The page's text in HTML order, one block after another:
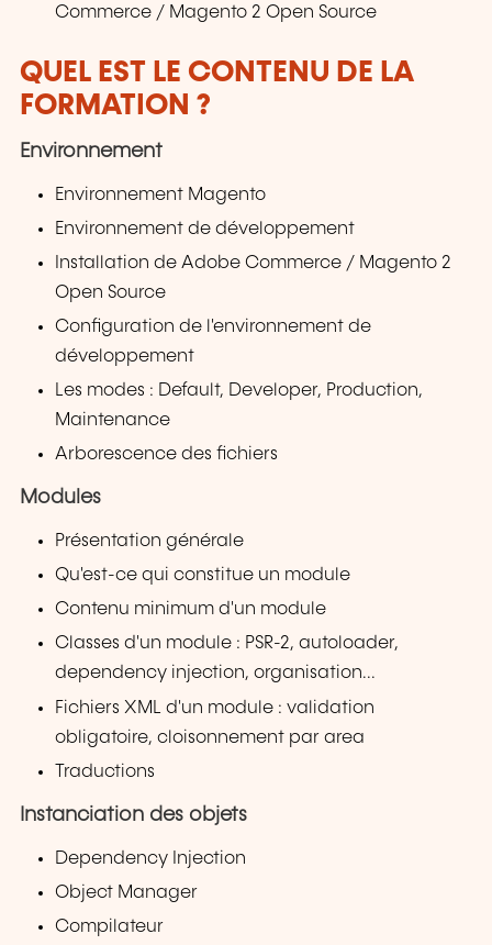
Commerce / Magento 2 Open Source
QUEL EST LE CONTENU DE LA
FORMATION ?
Environnement
Environnement Magento
Environnement de développement
Installation de Adobe Commerce / Magento 2
Open Source
Configuration de l'environnement de
développement
Les modes : Default, Developer, Production,
Maintenance
Arborescence des fichiers
Modules
Présentation générale
Qu'est-ce qui constitue un module
Contenu minimum d'un module
Classes d'un module : PSR-2, autoloader,
dependency injection, organisation...
Fichiers XML d'un module : validation
obligatoire, cloisonnement par area
Traductions
Instanciation des objets
Dependency Injection
Object Manager
Compilateur